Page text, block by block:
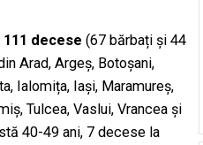
decese (67 bărbați și 44
Arad, Argeș, Botoșani,
Ialomița, Iași, Maramureș,
Tulcea, Vaslui, Vrancea și
40-49 ani, 7 decese la